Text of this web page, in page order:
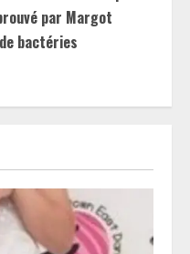
par Margot
bactéries